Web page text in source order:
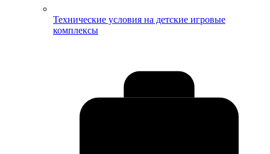
Технические условия на детские игровые
комплексы